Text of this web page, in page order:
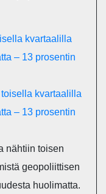
kvartaalilla
– 13 prosentin
nähtiin toisen
geopoliittisen
huolimatta.